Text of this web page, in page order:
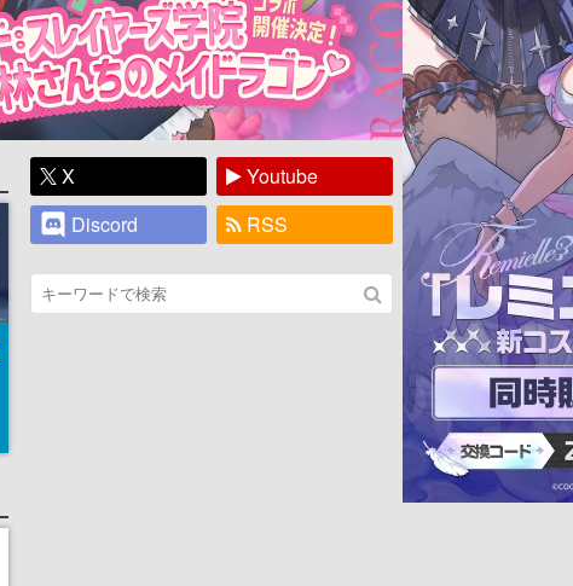
X
Youtube
Discord
RSS